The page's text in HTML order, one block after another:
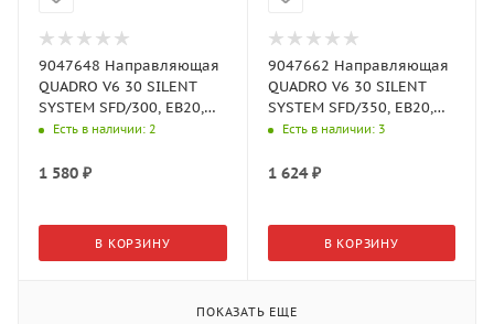
9047648 Направляющая
QUADRO V6 30 SILENT
SYSTEM SFD/300, EB20,
полное выдвиж
Есть в наличии: 2
1 580 ₽
В КОРЗИНУ
9047662 Направляющая
QUADRO V6 30 SILENT
SYSTEM SFD/350, EB20,
полное выдвиж ЛЕВАЯ
Есть в наличии: 3
1 624₽
В КОРЗИНУ
ПОКАЗАТЬ ЕЩЕ